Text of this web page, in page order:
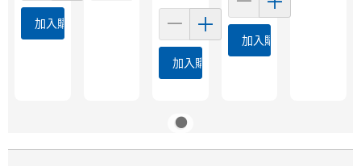
加入購物車
加入購物車
加入購物車